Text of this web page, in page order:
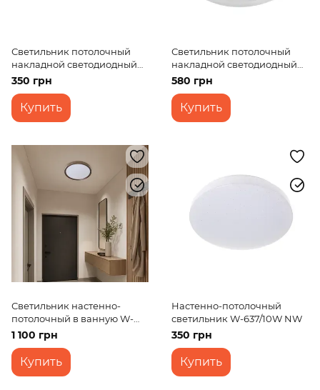
Светильник потолочный
накладной светодиодный
LED-471 36W NW
350 грн
Купить
Светильник потолочный
накладной светодиодный
LED-471/50W CW
580 грн
Купить
Светильник настенно-
потолочный в ванную W-
629/20W NW
1 100 грн
Купить
Настенно-потолочный
светильник W-637/10W NW
350 грн
Купить